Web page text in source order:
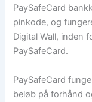
PaySafeCard
pinkode, og
Digital Wall, inden
PaySafeCard.
PaySafeCard
beløb på forhånd